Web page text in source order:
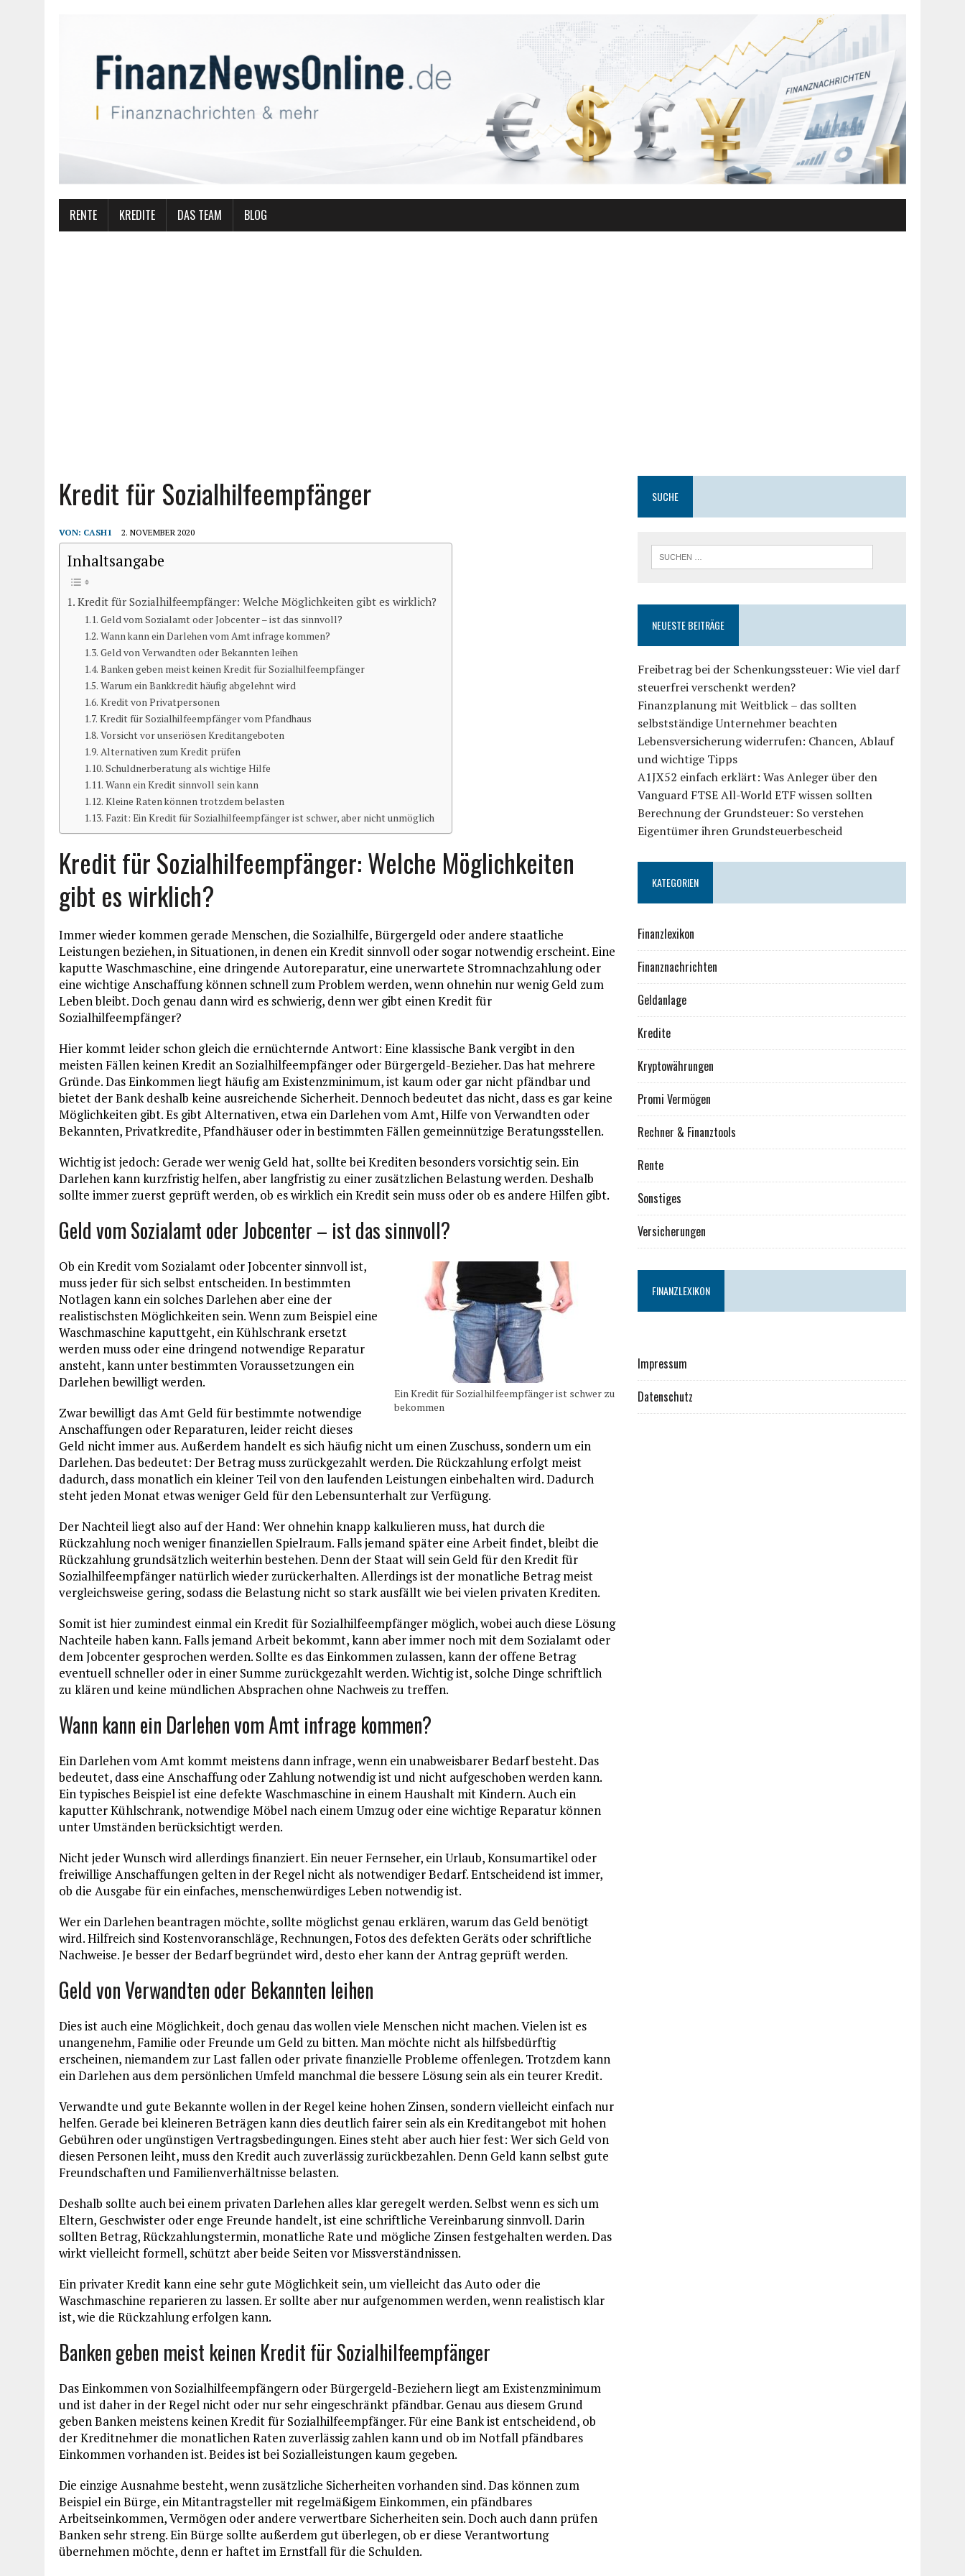
RENTE KREDITE DAS TEAM BLOG
Kredit für Sozialhilfeempfänger
VON: CASH1 2. NOVEMBER 2020
Inhaltsangabe
Kredit für Sozialhilfeempfänger: Welche Möglichkeiten gibt es wirklich?
Geld vom Sozialamt oder Jobcenter – ist das sinnvoll?
Wann kann ein Darlehen vom Amt infrage kommen?
Geld von Verwandten oder Bekannten leihen
Banken geben meist keinen Kredit für Sozialhilfeempfänger
Warum ein Bankkredit häufig abgelehnt wird
Kredit von Privatpersonen
Kredit für Sozialhilfeempfänger vom Pfandhaus
Vorsicht vor unseriösen Kreditangeboten
Alternativen zum Kredit prüfen
Schuldnerberatung als wichtige Hilfe
Wann ein Kredit sinnvoll sein kann
Kleine Raten können trotzdem belasten
Fazit: Ein Kredit für Sozialhilfeempfänger ist schwer, aber nicht unmöglich
Kredit für Sozialhilfeempfänger: Welche Möglichkeiten
gibt es wirklich?
Immer wieder kommen gerade Menschen, die Sozialhilfe, Bürgergeld oder andere staatliche
Leistungen beziehen, in Situationen, in denen ein Kredit sinnvoll oder sogar notwendig erscheint. Eine
kaputte Waschmaschine, eine dringende Autoreparatur, eine unerwartete Stromnachzahlung oder
eine wichtige Anschaffung können schnell zum Problem werden, wenn ohnehin nur wenig Geld zum
Leben bleibt. Doch genau dann wird es schwierig, denn wer gibt einen Kredit für
Sozialhilfeempfänger?
Hier kommt leider schon gleich die ernüchternde Antwort: Eine klassische Bank vergibt in den
meisten Fällen keinen Kredit an Sozialhilfeempfänger oder Bürgergeld-Bezieher. Das hat mehrere
Gründe. Das Einkommen liegt häufig am Existenzminimum, ist kaum oder gar nicht pfändbar und
bietet der Bank deshalb keine ausreichende Sicherheit. Dennoch bedeutet das nicht, dass es gar keine
Möglichkeiten gibt. Es gibt Alternativen, etwa ein Darlehen vom Amt, Hilfe von Verwandten oder
Bekannten, Privatkredite, Pfandhäuser oder in bestimmten Fällen gemeinnützige Beratungsstellen.
Wichtig ist jedoch: Gerade wer wenig Geld hat, sollte bei Krediten besonders vorsichtig sein. Ein
Darlehen kann kurzfristig helfen, aber langfristig zu einer zusätzlichen Belastung werden. Deshalb
sollte immer zuerst geprüft werden, ob es wirklich ein Kredit sein muss oder ob es andere Hilfen gibt.
Geld vom Sozialamt oder Jobcenter – ist das sinnvoll?
Ein Kredit für Sozialhilfeempfänger ist schwer zu
bekommen
Ob ein Kredit vom Sozialamt oder Jobcenter sinnvoll ist,
muss jeder für sich selbst entscheiden. In bestimmten
Notlagen kann ein solches Darlehen aber eine der
realistischsten Möglichkeiten sein. Wenn zum Beispiel eine
Waschmaschine kaputtgeht, ein Kühlschrank ersetzt
werden muss oder eine dringend notwendige Reparatur
ansteht, kann unter bestimmten Voraussetzungen ein
Darlehen bewilligt werden.
Zwar bewilligt das Amt Geld für bestimmte notwendige
Anschaffungen oder Reparaturen, leider reicht dieses
Geld nicht immer aus. Außerdem handelt es sich häufig nicht um einen Zuschuss, sondern um ein
Darlehen. Das bedeutet: Der Betrag muss zurückgezahlt werden. Die Rückzahlung erfolgt meist
dadurch, dass monatlich ein kleiner Teil von den laufenden Leistungen einbehalten wird. Dadurch
steht jeden Monat etwas weniger Geld für den Lebensunterhalt zur Verfügung.
Der Nachteil liegt also auf der Hand: Wer ohnehin knapp kalkulieren muss, hat durch die
Rückzahlung noch weniger finanziellen Spielraum. Falls jemand später eine Arbeit findet, bleibt die
Rückzahlung grundsätzlich weiterhin bestehen. Denn der Staat will sein Geld für den Kredit für
Sozialhilfeempfänger natürlich wieder zurückerhalten. Allerdings ist der monatliche Betrag meist
vergleichsweise gering, sodass die Belastung nicht so stark ausfällt wie bei vielen privaten Krediten.
Somit ist hier zumindest einmal ein Kredit für Sozialhilfeempfänger möglich, wobei auch diese Lösung
Nachteile haben kann. Falls jemand Arbeit bekommt, kann aber immer noch mit dem Sozialamt oder
dem Jobcenter gesprochen werden. Sollte es das Einkommen zulassen, kann der offene Betrag
eventuell schneller oder in einer Summe zurückgezahlt werden. Wichtig ist, solche Dinge schriftlich
zu klären und keine mündlichen Absprachen ohne Nachweis zu treffen.
Wann kann ein Darlehen vom Amt infrage kommen?
Ein Darlehen vom Amt kommt meistens dann infrage, wenn ein unabweisbarer Bedarf besteht. Das
bedeutet, dass eine Anschaffung oder Zahlung notwendig ist und nicht aufgeschoben werden kann.
Ein typisches Beispiel ist eine defekte Waschmaschine in einem Haushalt mit Kindern. Auch ein
kaputter Kühlschrank, notwendige Möbel nach einem Umzug oder eine wichtige Reparatur können
unter Umständen berücksichtigt werden.
Nicht jeder Wunsch wird allerdings finanziert. Ein neuer Fernseher, ein Urlaub, Konsumartikel oder
freiwillige Anschaffungen gelten in der Regel nicht als notwendiger Bedarf. Entscheidend ist immer,
ob die Ausgabe für ein einfaches, menschenwürdiges Leben notwendig ist.
Wer ein Darlehen beantragen möchte, sollte möglichst genau erklären, warum das Geld benötigt
wird. Hilfreich sind Kostenvoranschläge, Rechnungen, Fotos des defekten Geräts oder schriftliche
Nachweise. Je besser der Bedarf begründet wird, desto eher kann der Antrag geprüft werden.
Geld von Verwandten oder Bekannten leihen
Dies ist auch eine Möglichkeit, doch genau das wollen viele Menschen nicht machen. Vielen ist es
unangenehm, Familie oder Freunde um Geld zu bitten. Man möchte nicht als hilfsbedürftig
erscheinen, niemandem zur Last fallen oder private finanzielle Probleme offenlegen. Trotzdem kann
ein Darlehen aus dem persönlichen Umfeld manchmal die bessere Lösung sein als ein teurer Kredit.
Verwandte und gute Bekannte wollen in der Regel keine hohen Zinsen, sondern vielleicht einfach nur
helfen. Gerade bei kleineren Beträgen kann dies deutlich fairer sein als ein Kreditangebot mit hohen
Gebühren oder ungünstigen Vertragsbedingungen. Eines steht aber auch hier fest: Wer sich Geld von
diesen Personen leiht, muss den Kredit auch zuverlässig zurückbezahlen. Denn Geld kann selbst gute
Freundschaften und Familienverhältnisse belasten.
Deshalb sollte auch bei einem privaten Darlehen alles klar geregelt werden. Selbst wenn es sich um
Eltern, Geschwister oder enge Freunde handelt, ist eine schriftliche Vereinbarung sinnvoll. Darin
sollten Betrag, Rückzahlungstermin, monatliche Rate und mögliche Zinsen festgehalten werden. Das
wirkt vielleicht formell, schützt aber beide Seiten vor Missverständnissen.
Ein privater Kredit kann eine sehr gute Möglichkeit sein, um vielleicht das Auto oder die
Waschmaschine reparieren zu lassen. Er sollte aber nur aufgenommen werden, wenn realistisch klar
ist, wie die Rückzahlung erfolgen kann.
Banken geben meist keinen Kredit für Sozialhilfeempfänger
Das Einkommen von Sozialhilfeempfängern oder Bürgergeld-Beziehern liegt am Existenzminimum
und ist daher in der Regel nicht oder nur sehr eingeschränkt pfändbar. Genau aus diesem Grund
geben Banken meistens keinen Kredit für Sozialhilfeempfänger. Für eine Bank ist entscheidend, ob
der Kreditnehmer die monatlichen Raten zuverlässig zahlen kann und ob im Notfall pfändbares
Einkommen vorhanden ist. Beides ist bei Sozialleistungen kaum gegeben.
Die einzige Ausnahme besteht, wenn zusätzliche Sicherheiten vorhanden sind. Das können zum
Beispiel ein Bürge, ein Mitantragsteller mit regelmäßigem Einkommen, ein pfändbares
Arbeitseinkommen, Vermögen oder andere verwertbare Sicherheiten sein. Doch auch dann prüfen
Banken sehr streng. Ein Bürge sollte außerdem gut überlegen, ob er diese Verantwortung
übernehmen möchte, denn er haftet im Ernstfall für die Schulden.
SUCHE
NEUESTE BEITRÄGE
Freibetrag bei der Schenkungssteuer: Wie viel darf
steuerfrei verschenkt werden?
Finanzplanung mit Weitblick – das sollten
selbstständige Unternehmer beachten
Lebensversicherung widerrufen: Chancen, Ablauf
und wichtige Tipps
A1JX52 einfach erklärt: Was Anleger über den
Vanguard FTSE All-World ETF wissen sollten
Berechnung der Grundsteuer: So verstehen
Eigentümer ihren Grundsteuerbescheid
KATEGORIEN
Finanzlexikon
Finanznachrichten
Geldanlage
Kredite
Kryptowährungen
Promi Vermögen
Rechner & Finanztools
Rente
Sonstiges
Versicherungen
FINANZLEXIKON
Impressum
Datenschutz